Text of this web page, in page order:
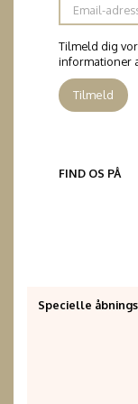
adresse
Tilmeld dig
informationer
Tilmeld
FIND OS PÅ
Specielle